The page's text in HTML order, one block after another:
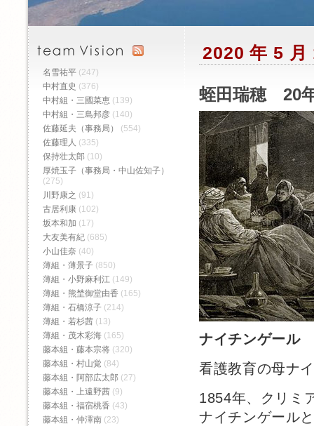
2020 年 5 月
蛭田瑞穂 20
ナイチンゲール
看護教育の母ナ
1854年、クリミ
ナイチンゲール
名雪祐平 (247)
中村直史 (376)
中村組・三國菜恵 (139)
中村組・三島邦彦 (140)
佐藤延夫（事務局）
(554)
佐藤理人 (335)
保持壮太郎 (10)
厚焼玉子（事務局・中山佐知子）
(275)
川野康之 (91)
古居利康 (102)
坂本和加 (17)
大友美有紀 (685)
小山佳奈 (40)
薄組・薄景子 (850)
薄組・小野麻利江 (149)
薄組・熊埜御堂由香 (165)
薄組・石橋涼子 (214)
薄組・若杉茜 (13)
薄組・茂木彩海 (165)
藤本組・藤本宗将 (320)
藤本組・村山覚 (84)
藤本組・阿部広太郎 (27)
藤本組・上遠野茜 (9)
藤本組・福宿桃香‬ (43)
藤本組・仲澤南 (23)